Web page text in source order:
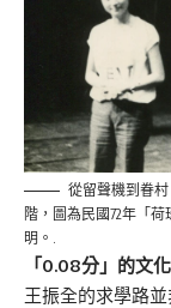
從留聲機到眷
階，圖為民國72年「
明。.
「0.08分」的文
王振全的求學路